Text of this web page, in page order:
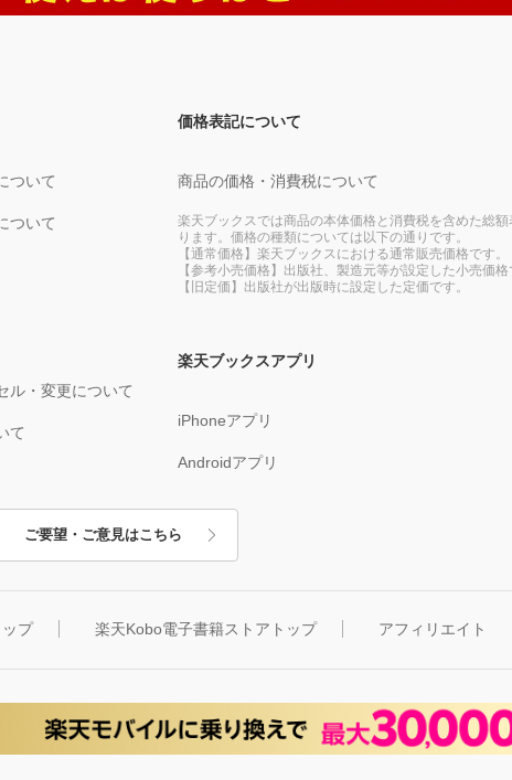
ついて
ついて
ル・変更について
て
価格表記について
商品の価格・消費税について
楽天ブックスでは商品の本体価格と消費税を含めた総額
ります。価格の種類については以下の通りです。
【通常価格】楽天ブックスにおける通常販売価格です。
【参考小売価格】出版社、製造元等が設定した小売価格
【旧定価】出版社が出版時に設定した定価です。
楽天ブックスアプリ
iPhoneアプリ
Androidアプリ
ご要望・ご意見はこちら
プ 楽天Kobo電子書籍ストアトップ アフィリエイト